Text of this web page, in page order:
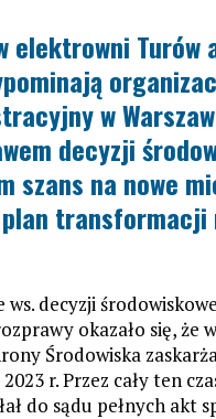
Turów
w
decyzji
szans na nowe
ws. decyzji
okazało się, że
Środowiska
r. Przez cały ten
do sądu pełnych akt